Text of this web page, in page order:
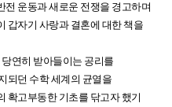
전 운동과 새로운 전쟁을 경고하며
갑자기 사랑과 결혼에 대한 책을
연히 받아들이는 공리를
되던 수학 세계의 균열을
확고부동한 기초를 닦고자 했기